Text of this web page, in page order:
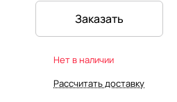
Заказать
Нет в наличии
Рассчитать доставку